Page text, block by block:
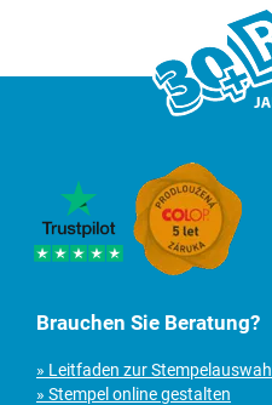
Brauchen Sie Beratung?
» Leitfaden zur Stempelauswahl
» Stempel online gestalten